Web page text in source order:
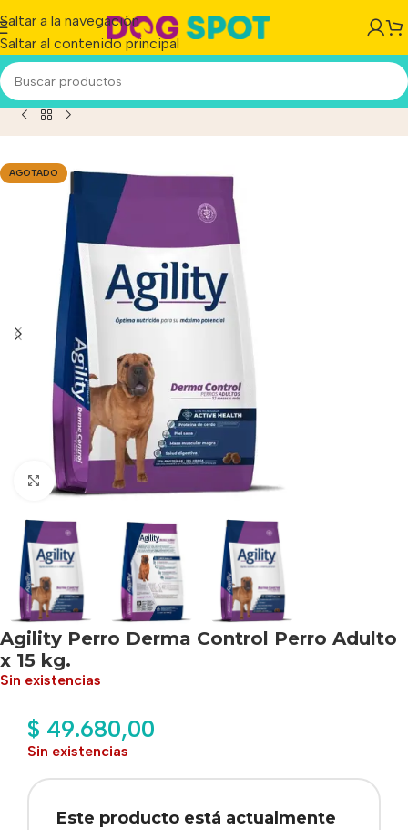
Saltar a la navegación
Saltar al contenido principal
Agility Perro Derma Control Perro Adulto x 15 kg.
AGOTADO
Haga clic para ampliar
Agility Perro Derma Control Perro Adulto
x 15 kg.
Sin existencias
$ 49.680,00
Sin existencias
Este producto está actualmente